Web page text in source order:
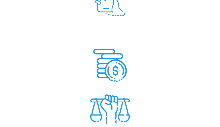
App para
Recaudación
Acción